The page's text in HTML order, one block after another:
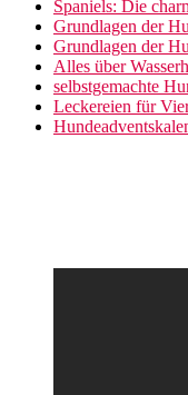
Spaniels: Die
Grundlagen der
Grundlagen der
Alles über
selbstgemachte
Leckereien für